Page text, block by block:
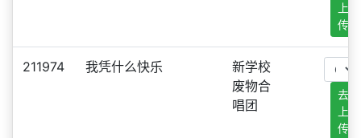
上
传
211974 我凭什么快乐
新学校
废物合
唱团
去
上
传